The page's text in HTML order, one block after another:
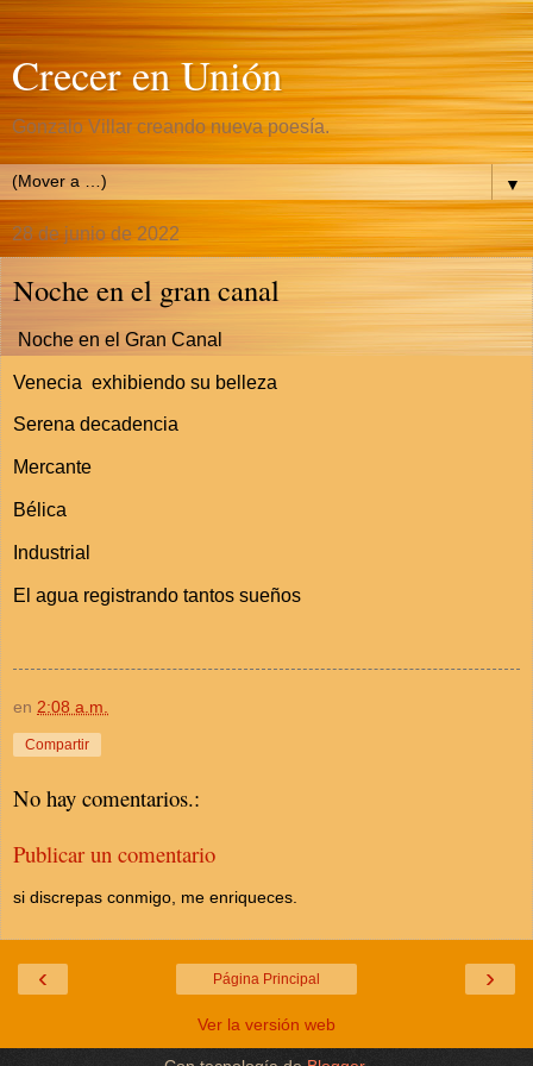
Crecer en Unión
Gonzalo Villar creando nueva poesía.
▼
28 de junio de 2022
Noche en el gran canal
Noche en el Gran Canal
Venecia exhibiendo su belleza
Serena decadencia
Mercante
Bélica
Industrial
El agua registrando tantos sueños
en 2:08 a.m.
Compartir
No hay comentarios.:
Publicar un comentario
si discrepas conmigo, me enriqueces.
‹ ›
Página Principal
Ver la versión web